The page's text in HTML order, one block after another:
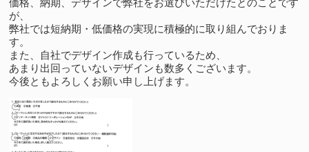
が、
弊社では短納期・低価格の実現に積極的に取り組んでおりま
す。
また、自社でデザイン作成も行っているため、
あまり出回っていないデザインも数多くございます。
今後ともよろしくお願い申し上げます。